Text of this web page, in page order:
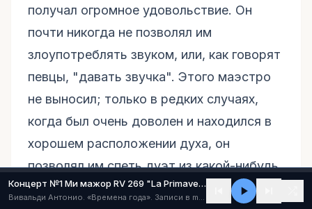
получал огромное удовольствие. Он
почти никогда не позволял им
злоупотреблять звуком, или, как говорят
певцы, "давать звучка". Этого маэстро
не выносил; только в редких случаях,
когда был очень доволен и находился в
хорошем расположении духа, он
позволял им спеть дуэт из какой-нибудь
оперы. Тогда ученики чуть-чуть
Концерт №1 Ми мажор RV 269 "La Primavera" ("Весна") (I - Allegro)
Вивальди Антонио. «Времена года». Записи в mp3